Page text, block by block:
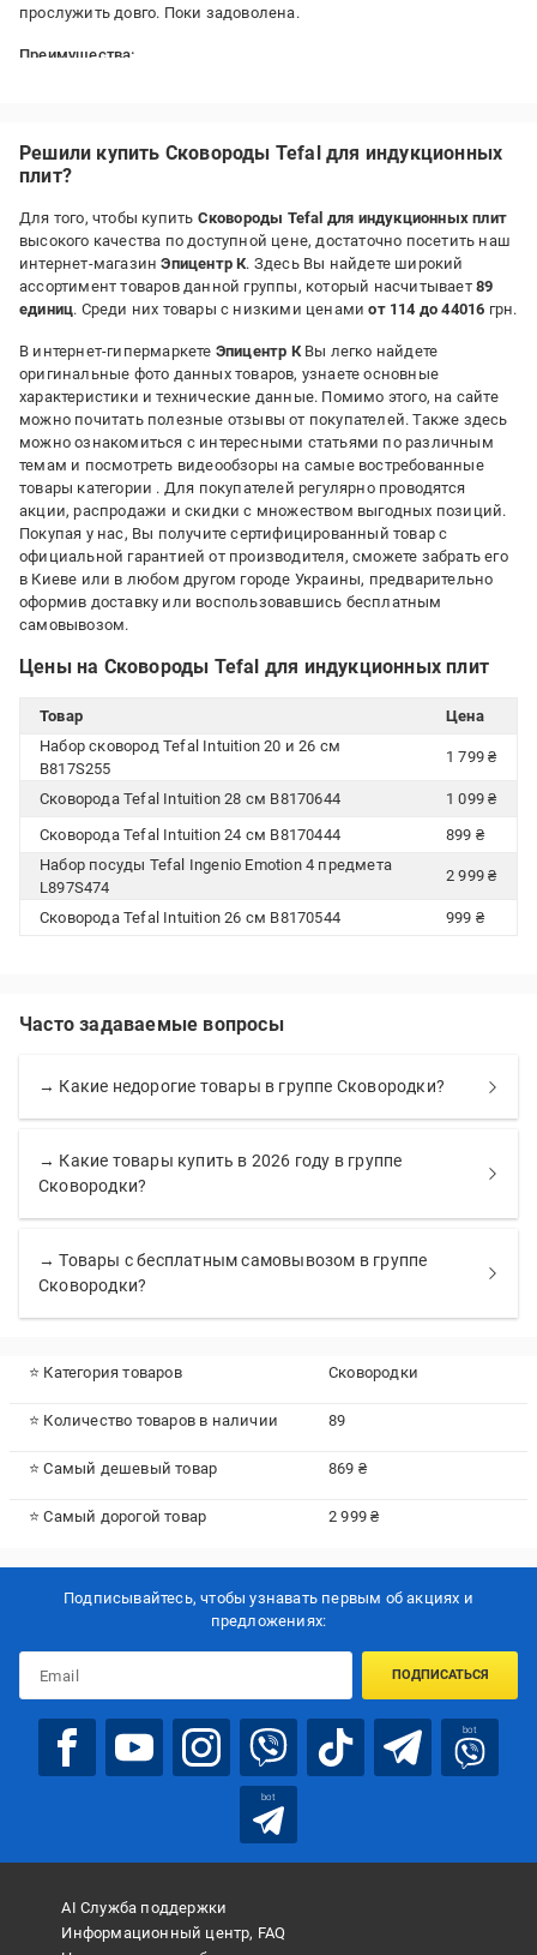
прослужить довго. Поки задоволена.
Преимущества:
Решили купить Сковороды Tefal для индукционных
плит?
Для того, чтобы купить Сковороды Tefal для индукционных плит
высокого качества по доступной цене, достаточно посетить наш
интернет-магазинЭпицентр К. Здесь Вы найдете широкий
ассортимент товаров данной группы, который насчитывает89
единиц. Среди них товары с низкими ценамиот 114 до 44016 грн.
В интернет-гипермаркете Эпицентр КВы легко найдете
оригинальные фото данных товаров, узнаете основные
характеристики и технические данные. Помимо этого, на сайте
можно почитать полезные отзывы от покупателей. Также здесь
можно ознакомиться с интересными статьями по различным
темам и посмотреть видеообзоры на самые востребованные
товары категории . Для покупателей регулярно проводятся
акции, распродажи и скидки с множеством выгодных позиций.
Покупая у нас, Вы получите сертифицированный товар с
официальной гарантией от производителя, сможете забрать его
в Киеве или в любом другом городе Украины, предварительно
оформив доставку или воспользовавшись бесплатным
самовывозом.
Цены на Сковороды Tefal для индукционных плит
Товар
Цена
Набор сковород Tefal Intuition 20 и 26 см
B817S255
1 799 ₴
Сковорода Tefal Intuition 28 cм B8170644
1 099 ₴
Сковорода Tefal Intuition 24 cм B8170444
899 ₴
Набор посуды Tefal Ingenio Emotion 4 предмета
L897S474
2 999 ₴
Сковорода Tefal Intuition 26 cм B8170544 999 ₴
Часто задаваемые вопросы
→ Какие недорогие товары в группе Сковородки?
→ Какие товары купить в 2026 году в группе
Сковородки?
→ Товары с бесплатным самовывозом в группе
Сковородки?
⭐ Категория товаров Сковородки
⭐ Количество товаров в наличии 89
⭐ Самый дешевый товар 869 ₴
⭐ Самый дорогой товар 2 999 ₴
Подписывайтесь, чтобы узнавать первым об акцияx и
предложениях:
ПОДПИСАТЬСЯ
bot
bot
AI Служба поддержки
Информационный центр, FAQ